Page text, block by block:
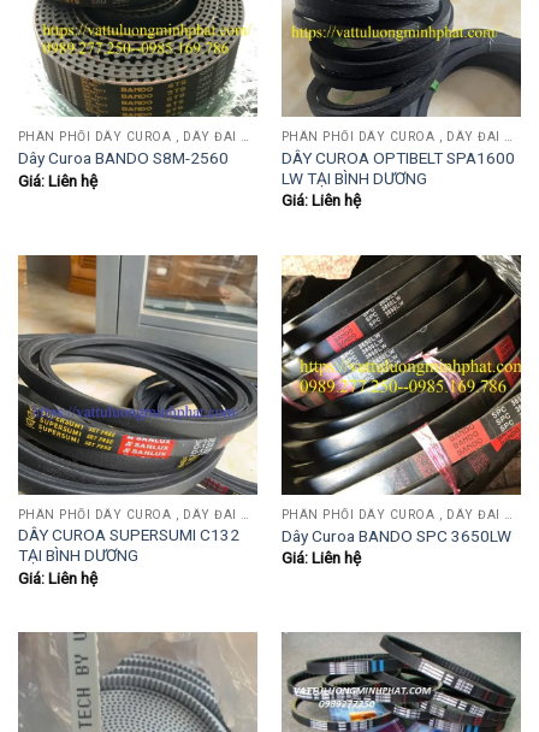
Dây Curoa BANDO S8M-2560
Giá: Liên hệ
DÂY CUROA OPTIBELT SPA1600
LW TẠI BÌNH DƯƠNG
Giá: Liên hệ
DÂY CUROA SUPERSUMI C132
TẠI BÌNH DƯƠNG
Giá: Liên hệ
Dây Curoa BANDO SPC 3650LW
Giá: Liên hệ